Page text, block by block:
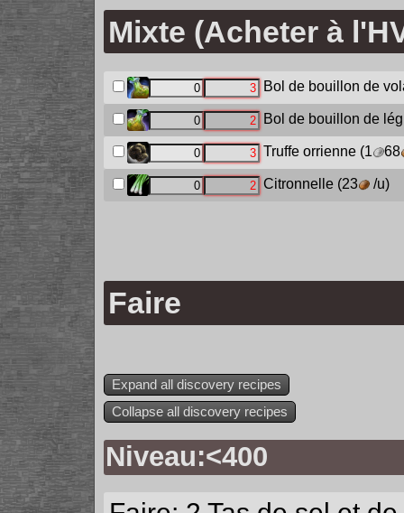
Mixte (Acheter à
Bol de bouillon de
Bol de bouillon de
Truffe orrienne(1 68
Citronnelle(23 /u)
Faire
Expand all discovery recipes
Collapse all discovery recipes
Niveau:<400